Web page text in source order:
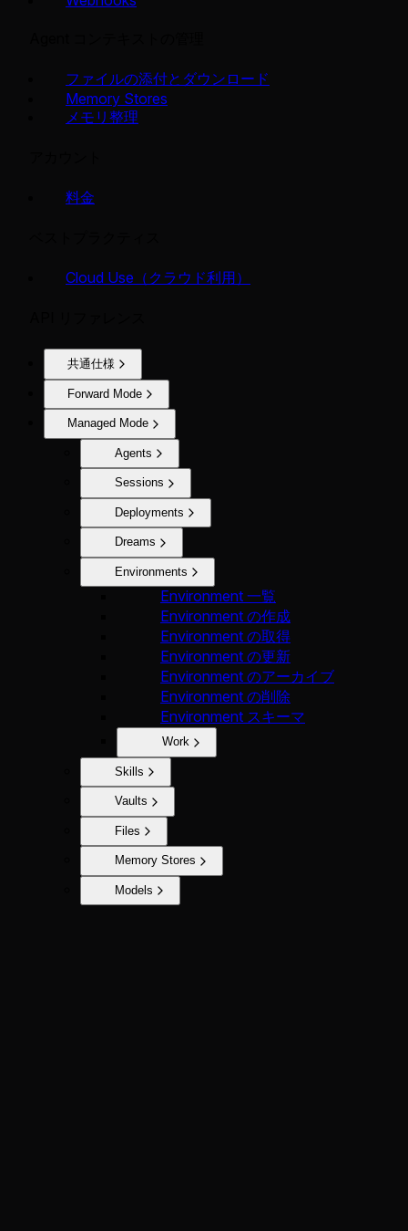
ファイルの添付とダウンロード
Memory Stores
メモリ整理
料金
Cloud Use（クラウド利用）
共通仕様
Forward Mode
Managed Mode
Agents
Sessions
Deployments
Dreams
Environments
Environment 一覧
Environment の作成
Environment の取得
Environment の更新
Environment のアーカイブ
Environment の削除
Environment スキーマ
Work
Skills
Vaults
Files
Memory Stores
Models